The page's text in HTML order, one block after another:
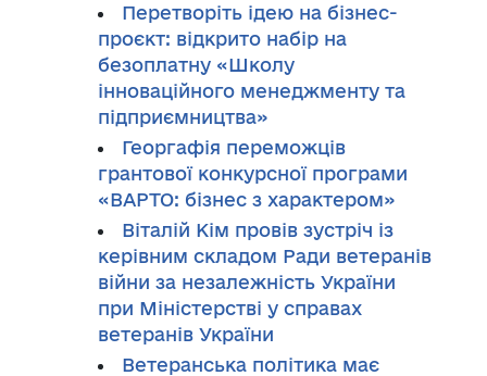
Перетворіть ідею на бізнес-
проєкт: відкрито набір на
безоплатну «Школу
інноваційного менеджменту та
підприємництва»
Георгафія переможців
грантової конкурсної програми
«ВАРТО: бізнес з характером»
Віталій Кім провів зустріч із
керівним складом Ради ветеранів
війни за незалежність України
при Міністерстві у справах
ветеранів України
Ветеранська політика має